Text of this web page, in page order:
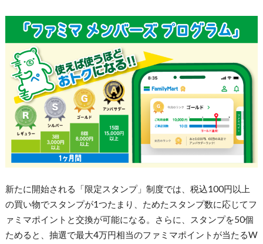
新たに開始される「限定スタンプ」制度では、税込100円以上
の買い物でスタンプが1つたまり、ためたスタンプ数に応じてフ
ァミマポイントと交換が可能になる。さらに、スタンプを50個
ためると、抽選で最大4万円相当のファミマポイントが当たるW